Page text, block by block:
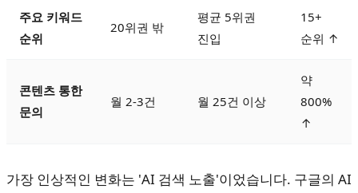
주요 키워드
순위
20위권 밖
평균 5위권
진입
15+
순위 ↑
콘텐츠 통한
문의
월 2-3건 월 25건 이상
약
800%
↑
가장 인상적인 변화는 'AI 검색 노출'이었습니다. 구글의 AI